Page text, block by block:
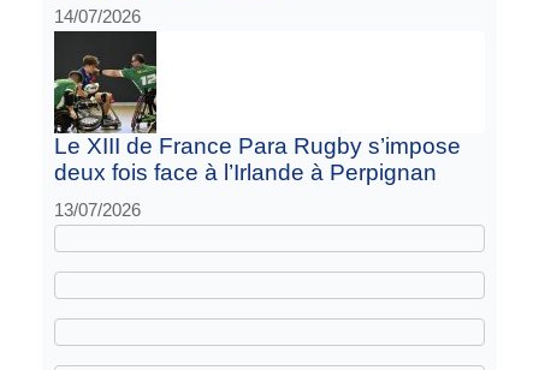
14/07/2026
Le XIII de France Para Rugby s’impose
deux fois face à l’Irlande à Perpignan
13/07/2026